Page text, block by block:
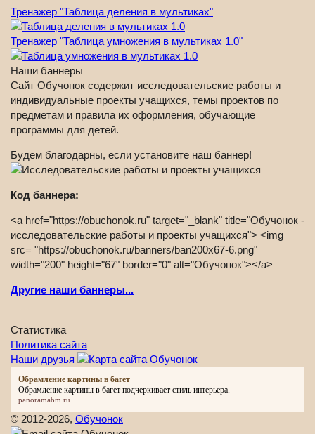
Тренажер "Таблица деления в мультиках"
Тренажер "Таблица умножения в мультиках 1.0"
Наши баннеры
Сайт Обучонок содержит исследовательские работы и
индивидуальные проекты учащихся, темы проектов по
предметам и правила их оформления, обучающие
программы для детей.
Будем благодарны, если установите наш баннер!
Код баннера:
<a href="https://obuchonok.ru" target="_blank" title="Обучонок -
исследовательские работы и проекты учащихся"> <img
src= "https://obuchonok.ru/banners/ban200x67-6.png"
width="200" height="67" border="0" alt="Обучонок"></a>
Другие наши баннеры...
Статистика
Политика сайта
Наши друзья
Обрамление картины в багет
Обрамление картины в багет подчеркивает стиль интерьера.
panoramabm.ru
© 2012-2026, Обучонок